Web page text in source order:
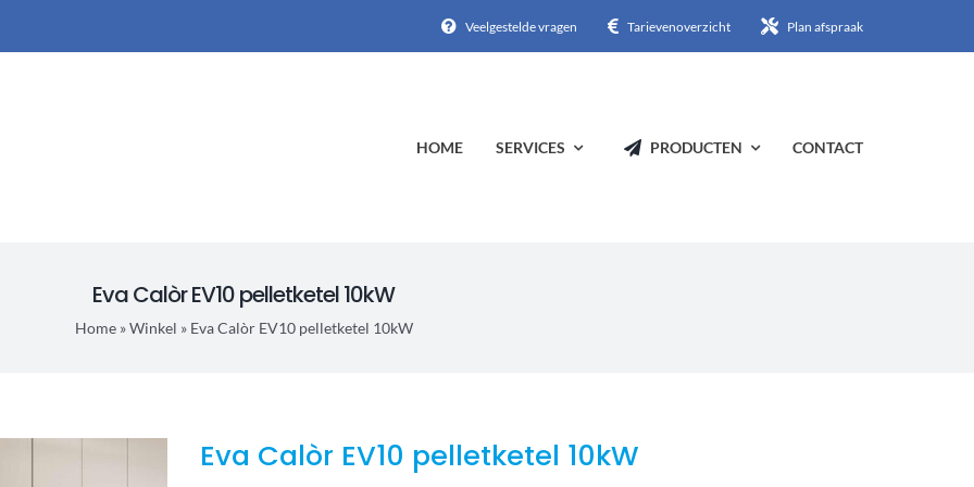
Veelgestelde vragen Tarievenoverzicht Plan afspraak
HOME SERVICES PRODUCTEN CONTACT
Eva Calòr EV10 pelletketel 10kW
Home»Winkel » Eva Calòr EV10 pelletketel 10kW
Eva Calòr EV10 pelletketel 10kW